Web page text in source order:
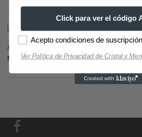
Selección Copas de Vino y Champagne
Selección Copas
ARQUITECTURA
No hay productos en esta categoría.
Click para ver el código
Acepto condiciones de
Ver Política de Privacidad de Cristal y